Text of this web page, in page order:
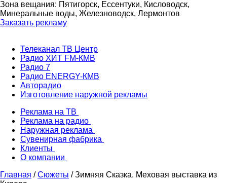
Зона вещания: Пятигорск, Ессентуки, Кисловодск,
Минеральные воды, Железноводск, Лермонтов
Заказать рекламу
Телеканал ТВ Центр
Радио ХИТ FM-КМВ
Радио 7
Радио ENERGY-КМВ
Авторадио
Изготовление наружной рекламы
Реклама на ТВ
Реклама на радио
Наружная реклама
Сувенирная фабрика
Клиенты
О компании
Главная /Сюжеты /Зимняя Сказка. Меховая выставка из